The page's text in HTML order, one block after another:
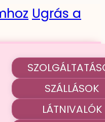
Ugrás a
SZÁLLÁSOK
LÁTNIVALÓK